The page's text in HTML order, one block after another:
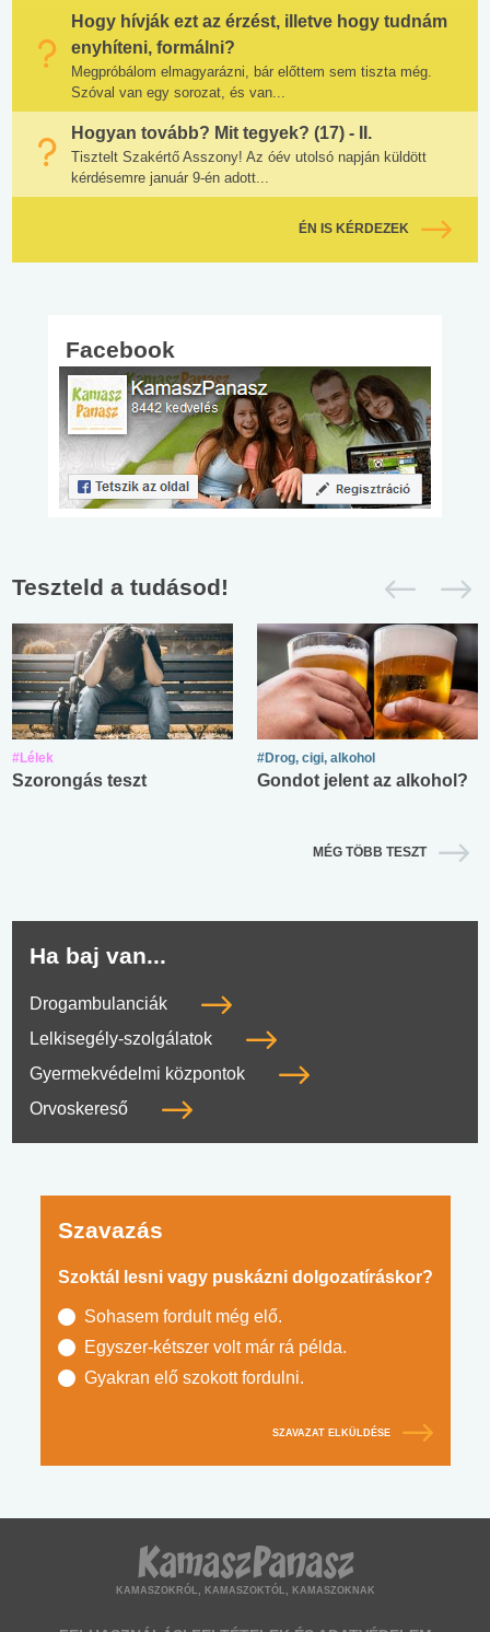
Hogy hívják ezt az érzést, illetve hogy tudnám
enyhíteni, formálni?
Megpróbálom elmagyarázni, bár előttem sem tiszta még.
Szóval van egy sorozat, és van...
Hogyan tovább? Mit tegyek? (17) - II.
Tisztelt Szakértő Asszony! Az óév utolsó napján küldött
kérdésemre január 9-én adott...
ÉN IS KÉRDEZEK
Facebook
Teszteld a tudásod!
#Lélek
Szorongás teszt
#Drog, cigi, alkohol
Gondot jelent az alkohol?
MÉG TÖBB TESZT
Ha baj van...
Drogambulanciák
Lelkisegély-szolgálatok
Gyermekvédelmi központok
Orvoskereső
Szavazás
Szoktál lesni vagy puskázni dolgozatíráskor?
Sohasem fordult még elő.
Egyszer-kétszer volt már rá példa.
Gyakran elő szokott fordulni.
SZAVAZAT ELKÜLDÉSE
KAMASZOKRÓL, KAMASZOKTÓL, KAMASZOKNAK